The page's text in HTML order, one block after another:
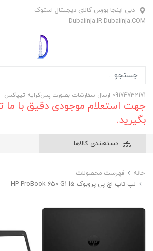
دبی اینجا بورس کالای دیجیتال استوک -
Dubaiinja.IR Dubaiinja.COM
09174732171 ارسال سفارشات بصورت پس‌کرایه تیپاکس
جهت استعلام موجودی دقیق با ما
بگیرید.
دسته‌بندی کالاها
خانه
فهرست محصولات
لپ تاپ اچ پی پروبوک HP ProBook 650 G1 i5